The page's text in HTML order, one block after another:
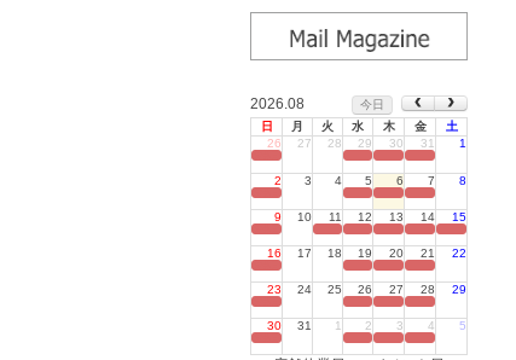
2026.08
今日
日
月 火 水 木 金
土
26
27 28 29 30 31 1
2 3 4 5 6 7 8
9 10 11 12 13 14 15
16 17 18 19 20 21 22
23 24 25 26 27 28 29
30 31 1 2 3 4 5